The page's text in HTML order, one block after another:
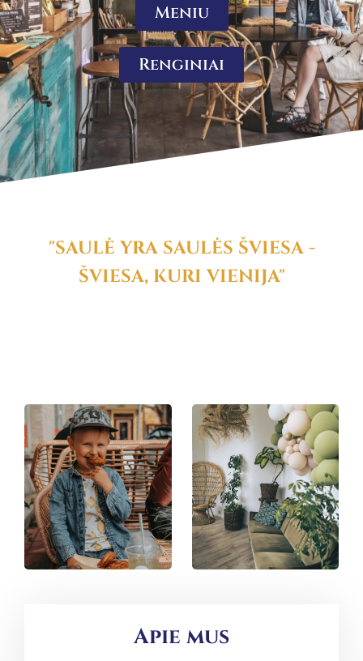
Meniu
Renginiai
"SAULĖ YRA SAULĖS ŠVIESA -
ŠVIESA, KURI VIENIJA"
Apie mus